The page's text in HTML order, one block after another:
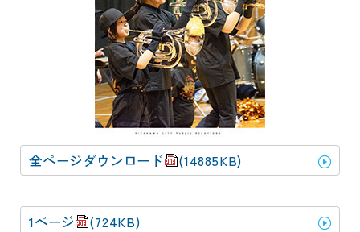
全ページダウンロード (14885KB)
1ページ (724KB)